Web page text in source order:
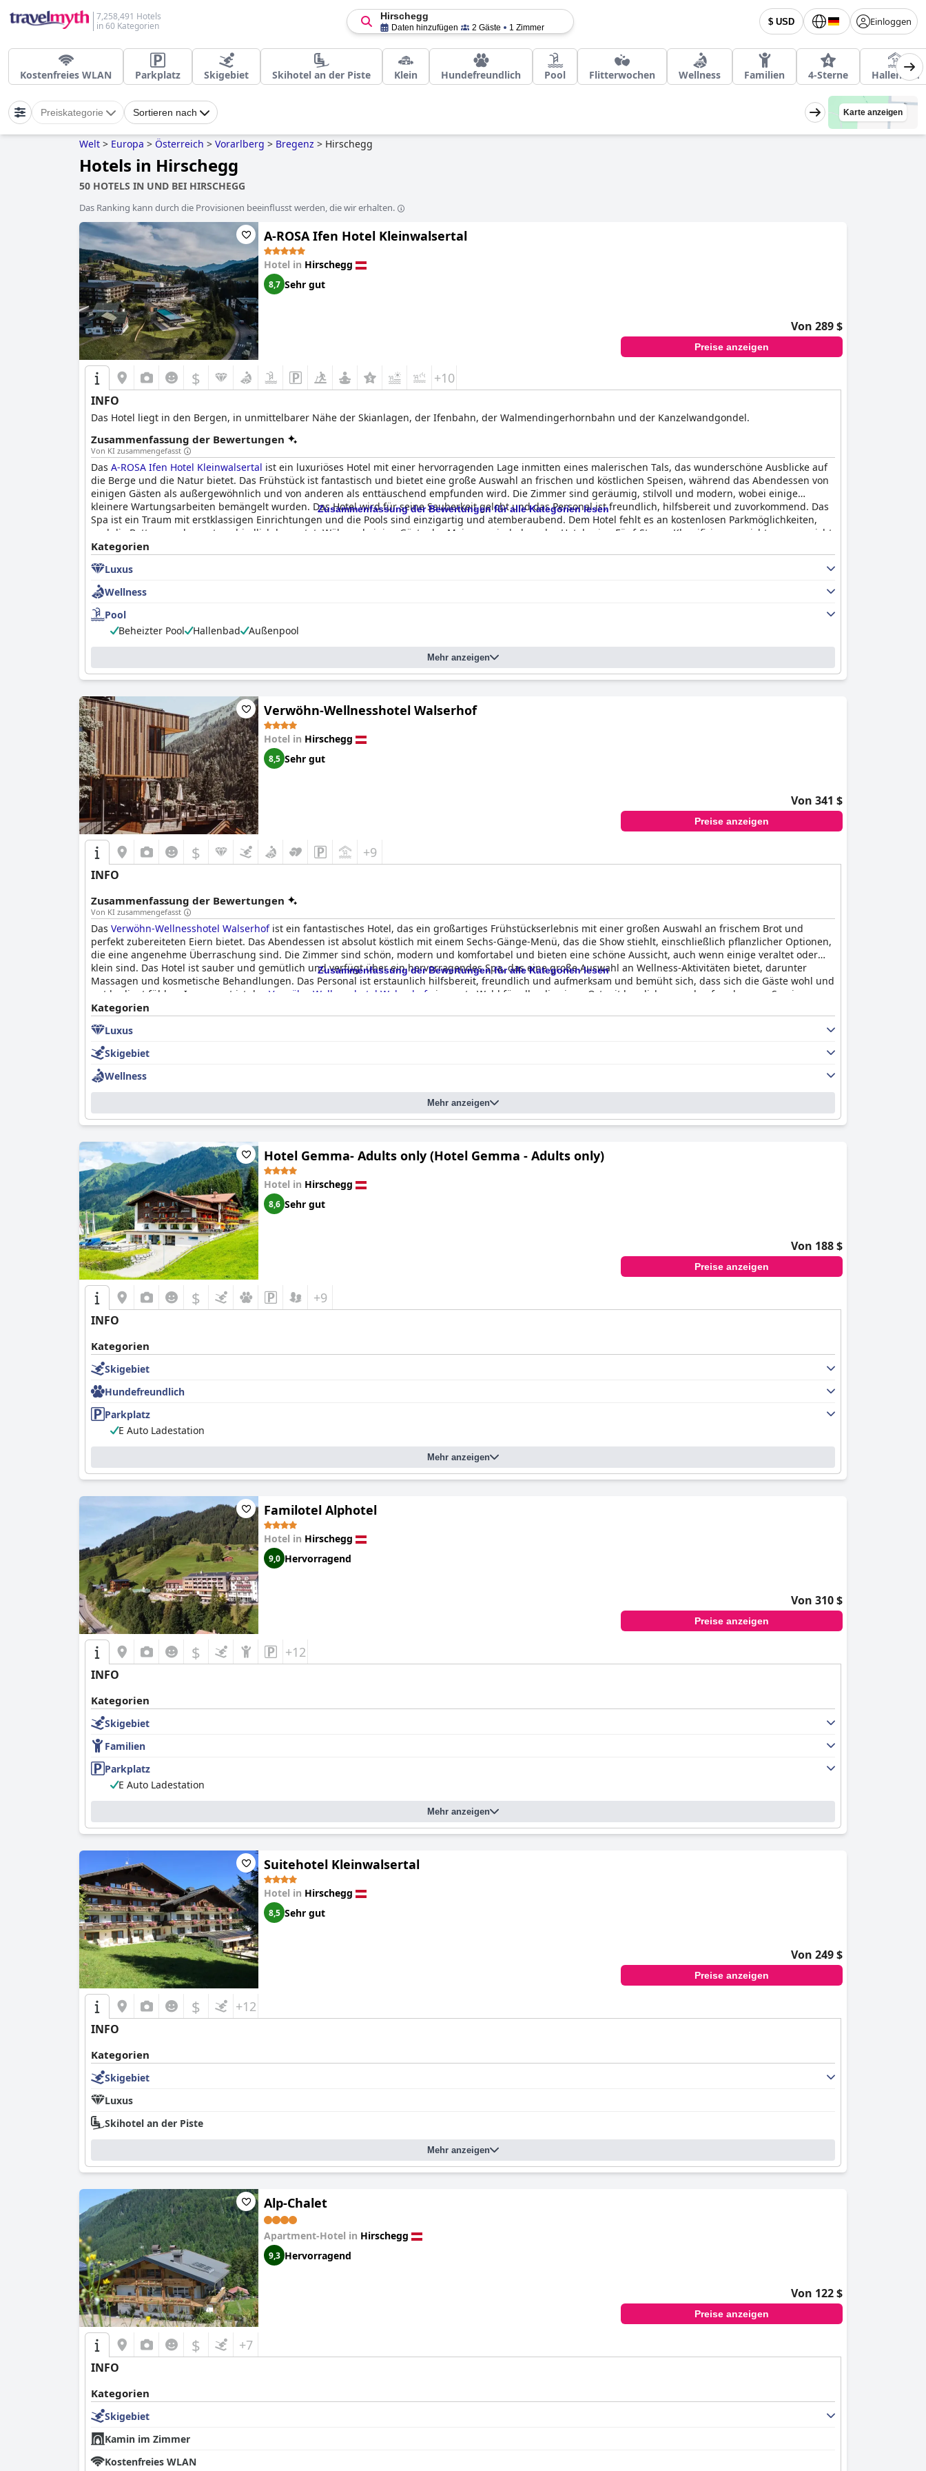
7,258,491 Hotels
in 60 Kategorien
$ USD Einloggen
Hirschegg
Daten hinzufügen 2 Gäste 1 Zimmer
Kostenfreies WLAN Parkplatz Skigebiet Skihotel an der Piste Klein Hundefreundlich Pool Flitterwochen Wellness Familien 4-Sterne Hallenbad
Preiskategorie Sortieren nach Karte anzeigen
Welt > Europa > Österreich > Vorarlberg > Bregenz > Hirschegg
Hotels in Hirschegg
50 HOTELS IN UND BEI HIRSCHEGG
Das Ranking kann durch die Provisionen beeinflusst werden, die wir erhalten.
A-ROSA Ifen Hotel Kleinwalsertal
Hotel in Hirschegg
8,7 Sehr gut
Von 289 $
Preise anzeigen
$ +10
INFO
Das Hotel liegt in den Bergen, in unmittelbarer Nähe der Skianlagen, der Ifenbahn, der Walmendingerhornbahn und der Kanzelwandgondel.
Zusammenfassung der Bewertungen
Von KI zusammengefasst
Das A-ROSA Ifen Hotel Kleinwalsertal ist ein luxuriöses Hotel mit einer hervorragenden Lage inmitten eines malerischen Tals, das wunderschöne Ausblicke auf
die Berge und die Natur bietet. Das Frühstück ist fantastisch und bietet eine große Auswahl an frischen und köstlichen Speisen, während das Abendessen von
einigen Gästen als außergewöhnlich und von anderen als enttäuschend empfunden wird. Die Zimmer sind geräumig, stilvoll und modern, wobei einige
kleinere Wartungsarbeiten bemängelt wurden. Das Hotel wird für seine Sauberkeit gelobt und das Personal ist freundlich, hilfsbereit und zuvorkommend. Das
Spa ist ein Traum mit erstklassigen Einrichtungen und die Pools sind einzigartig und atemberaubend. Dem Hotel fehlt es an kostenlosen Parkmöglichkeiten,
und die Betten werden unterschiedlich bewertet. Während einige Gäste der Meinung sind, dass das Hotel seine Fünf-Sterne-Klassifizierung nicht ganz erreicht,
empfehlen die meisten Gäste das Hotel und loben seine außergewöhnlichen Einrichtungen und Dienstleistungen. Insgesamt bietet das
Kleinwalsertalalles für einen komfortablen und erholsamen Aufenthalt, wenn auch mit einigen kleinen Abstrichen.
Zusammenfassung der Bewertungen für alle Kategorien lesen
Kategorien
Luxus
Wellness
Pool
Beheizter Pool
Hallenbad Außenpool
Mehr anzeigen
Verwöhn-Wellnesshotel Walserhof
Hotel in Hirschegg
8,5 Sehr gut
Von 341 $
Preise anzeigen
$ +9
INFO
Zusammenfassung der Bewertungen
Von KI zusammengefasst
Das Verwöhn-Wellnesshotel Walserhofist ein fantastisches Hotel, das ein großartiges Frühstückserlebnis mit einer großen Auswahl an frischem Brot und
perfekt zubereiteten Eiern bietet. Das Abendessen ist absolut köstlich mit einem Sechs-Gänge-Menü, das die Show stiehlt, einschließlich pflanzlicher Optionen,
die eine angenehme Überraschung sind. Die Zimmer sind schön, modern und komfortabel und bieten eine schöne Aussicht, auch wenn einige veraltet oder
klein sind. Das Hotel ist sauber und gemütlich und verfügt über ein hervorragendes Spa, das eine große Auswahl an Wellness-Aktivitäten bietet, darunter
Massagen und kosmetische Behandlungen. Das Personal ist erstaunlich hilfsbereit, freundlich und aufmerksam und bemüht sich, dass sich die Gäste wohl und
gut bedient fühlen. Insgesamt ist das Verwöhn-Wellnesshotel Walserhofeine gute Wahl für alle, die einen Ort mit herzlichem und aufmerksamen Service,
außergewöhnlicher Schönheit und einem erstklassigen Bade- und Wellnessbereich suchen.
Zusammenfassung der Bewertungen für alle Kategorien lesen
Kategorien
Luxus
Skigebiet
Wellness
Mehr anzeigen
Hotel Gemma- Adults only (Hotel Gemma - Adults only)
Hotel in Hirschegg
8,6 Sehr gut
Von 188 $
Preise anzeigen
$ +9
INFO
Kategorien
Skigebiet
Hundefreundlich
Parkplatz
E Auto Ladestation
Mehr anzeigen
Familotel Alphotel
Hotel in Hirschegg
9,0 Hervorragend
Von 310 $
Preise anzeigen
$ +12
INFO
Kategorien
Skigebiet
Familien
Parkplatz
E Auto Ladestation
Mehr anzeigen
Suitehotel Kleinwalsertal
Hotel in Hirschegg
8,5 Sehr gut
Von 249 $
Preise anzeigen
$ +12
INFO
Kategorien
Skigebiet
Luxus
Skihotel an der Piste
Mehr anzeigen
Alp-Chalet
Apartment-Hotel in Hirschegg
9,3 Hervorragend
Von 122 $
Preise anzeigen
$ +7
INFO
Kategorien
Skigebiet
Kamin im Zimmer
Kostenfreies WLAN